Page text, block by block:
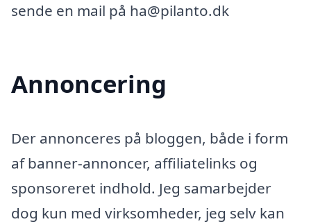
sende en mail på ha@pilanto.dk
Annoncering
Der annonceres på bloggen, både i form
af banner-annoncer, affiliatelinks og
sponsoreret indhold. Jeg samarbejder
dog kun med virksomheder, jeg selv kan